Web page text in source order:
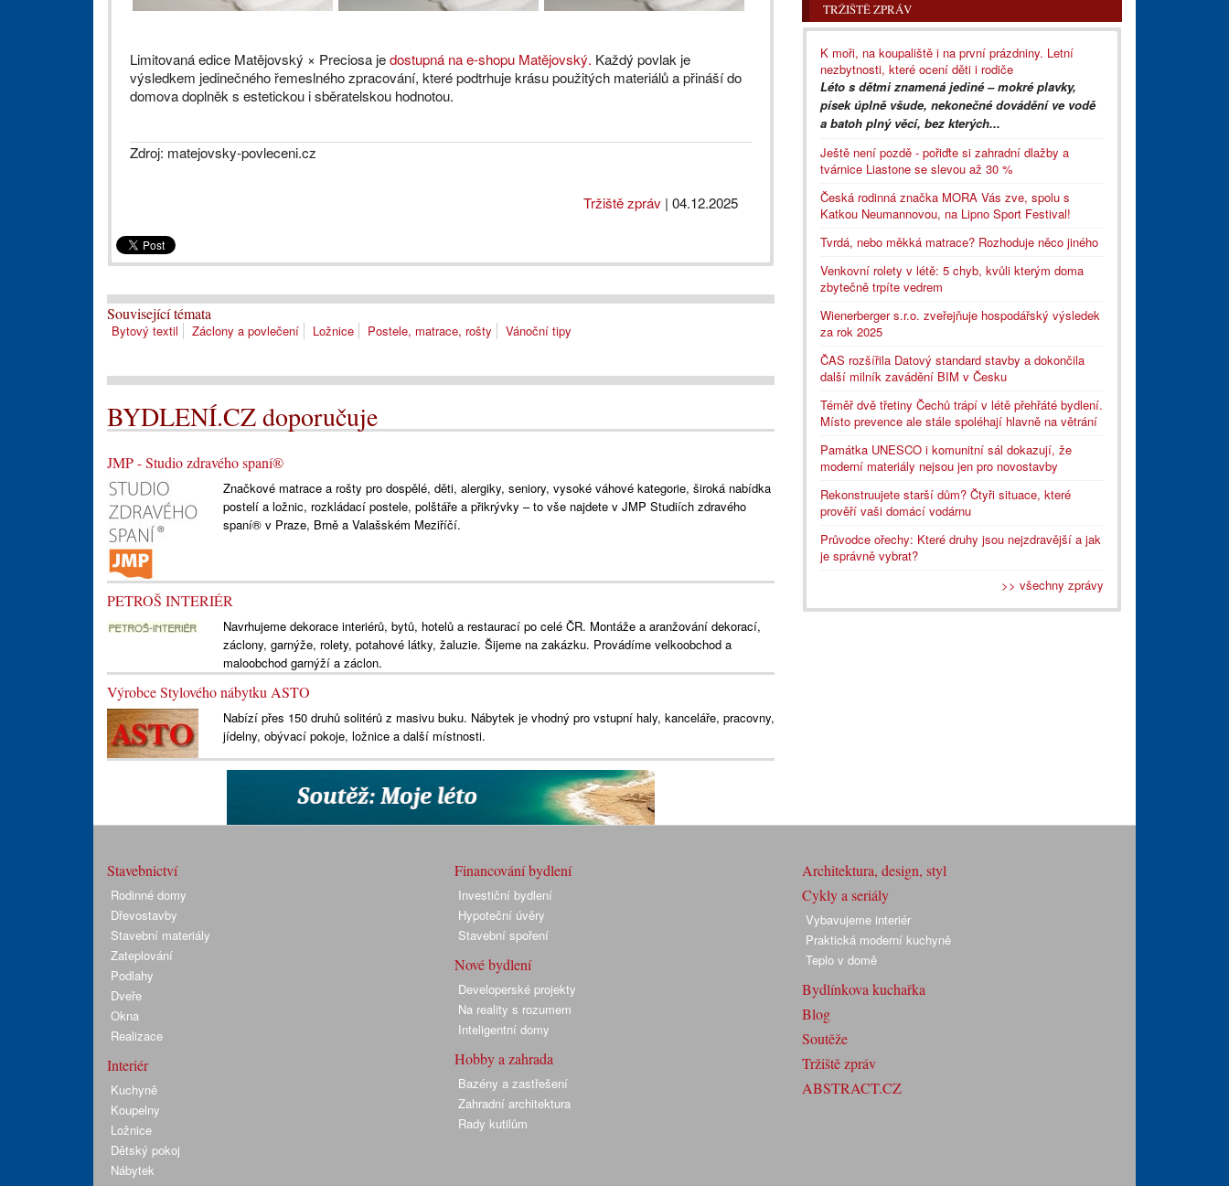
Limitovaná edice Matějovský × Preciosa jedostupná na e-shopu Matějovský. Každý povlak je
výsledkem jedinečného řemeslného zpracování, které podtrhuje krásu použitých materiálů a přináší do
domova doplněk s estetickou i sběratelskou hodnotou.
Zdroj: matejovsky-povleceni.cz
Tržiště zpráv | 04.12.2025
Související témata
Bytový textil Záclony a povlečení Ložnice Postele, matrace, rošty Vánoční tipy
BYDLENÍ.CZ doporučuje
JMP - Studio zdravého spaní®
Značkové matrace a rošty pro dospělé, děti, alergiky, seniory, vysoké váhové kategorie, široká nabídka
postelí a ložnic, rozkládací postele, polštáře a přikrývky – to vše najdete v JMP Studiích zdravého
spaní® v Praze, Brně a Valašském Meziříčí.
PETROŠ INTERIÉR
Navrhujeme dekorace interiérů, bytů, hotelů a restaurací po celé ČR. Montáže a aranžování dekorací,
záclony, garnýže, rolety, potahové látky, žaluzie. Šijeme na zakázku. Provádíme velkoobchod a
maloobchod garnýží a záclon.
Výrobce Stylového nábytku ASTO
Nabízí přes 150 druhů solitérů z masivu buku. Nábytek je vhodný pro vstupní haly, kanceláře, pracovny,
jídelny, obývací pokoje, ložnice a další místnosti.
TRŽIŠTĚ ZPRÁV
K moři, na koupaliště i na první prázdniny. Letní
nezbytnosti, které ocení děti i rodiče
Léto s dětmi znamená jediné – mokré plavky,
písek úplně všude, nekonečné dovádění ve vodě
a batoh plný věcí, bez kterých...
Ještě není pozdě - pořiďte si zahradní dlažby a
tvárnice Liastone se slevou až 30 %
Česká rodinná značka MORA Vás zve, spolu s
Katkou Neumannovou, na Lipno Sport Festival!
Tvrdá, nebo měkká matrace? Rozhoduje něco jiného
Venkovní rolety v létě: 5 chyb, kvůli kterým doma
zbytečně trpíte vedrem
Wienerberger s.r.o. zveřejňuje hospodářský výsledek
za rok 2025
ČAS rozšířila Datový standard stavby a dokončila
další milník zavádění BIM v Česku
Téměř dvě třetiny Čechů trápí v létě přehřáté bydlení.
Místo prevence ale stále spoléhají hlavně na větrání
Památka UNESCO i komunitní sál dokazují, že
moderní materiály nejsou jen pro novostavby
Rekonstruujete starší dům? Čtyři situace, které
prověří vaši domácí vodárnu
Průvodce ořechy: Které druhy jsou nejzdravější a jak
je správně vybrat?
>> všechny zprávy
Stavebnictví
Rodinné domy
Dřevostavby
Stavební materiály
Zateplování
Podlahy
Dveře
Okna
Realizace
Interiér
Kuchyně
Koupelny
Ložnice
Dětský pokoj
Nábytek
Financování bydlení
Investiční bydlení
Hypoteční úvěry
Stavební spoření
Nové bydlení
Developerské projekty
Na reality s rozumem
Inteligentní domy
Hobby a zahrada
Bazény a zastřešení
Zahradní architektura
Rady kutilům
Architektura, design, styl
Cykly a seriály
Vybavujeme interiér
Praktická moderní kuchyně
Teplo v domě
Bydlínkova kuchařka
Blog
Soutěže
Tržiště zpráv
ABSTRACT.CZ